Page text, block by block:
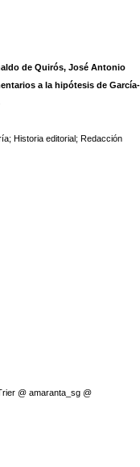
de Quirós, José Antonio
a la hipótesis de
; Historia editorial; Redacción
@ amaranta_sg @